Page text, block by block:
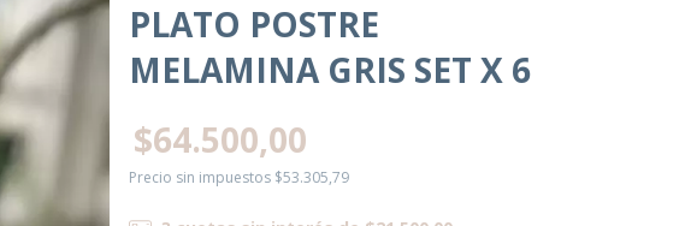
PLATO POSTRE
MELAMINA GRIS SET X 6
$64.500,00
Precio sin impuestos $53.305,79